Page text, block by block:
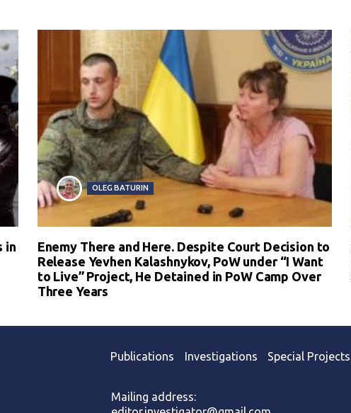
in
OLEG BATURIN
Enemy There and Here. Despite Court Decision to
Release Yevhen Kalashnykov, PoW under “I Want
to Live” Project, He Detained in PoW Camp Over
Three Years
Publications Investigations Special Projects
Mailing address: